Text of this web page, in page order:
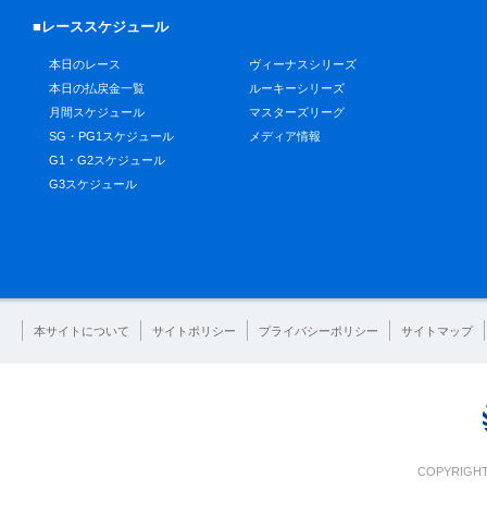
■レーススケジュール
本日のレース
本日の払戻金一覧
月間スケジュール
SG・PG1スケジュール
G1・G2スケジュール
G3スケジュール
ヴィーナスシリーズ
ルーキーシリーズ
マスターズリーグ
メディア情報
本サイトについて サイトポリシー プライバシーポリシー サイトマップ